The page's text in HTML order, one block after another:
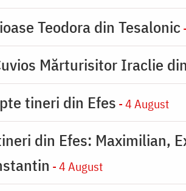
Teodora din Tesalonic
Mărturisitor Iraclie
tineri din Efes - 4 August
din Efes: Maximilian,
- 4 August